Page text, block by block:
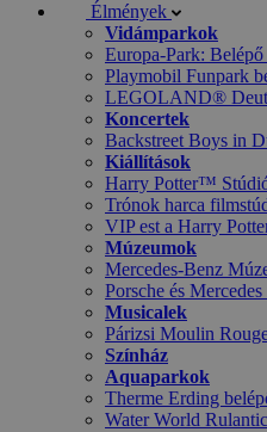
Élmények
Vidámparkok
Europa-Park:
Playmobil Funpark
LEGOLAND®
Koncertek
Backstreet Boys in
Kiállítások
Harry Potter™
Trónok harca
VIP est a Harry
Múzeumok
Mercedes-Benz
Porsche és
Musicalek
Párizsi Moulin
Színház
Aquaparkok
Therme Erding
Water World